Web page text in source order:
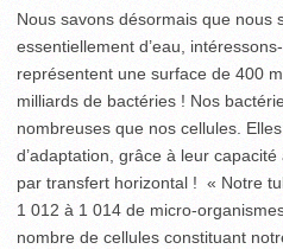
Nous savons désormais que nous
essentiellement d’eau,
représentent une surface de 400 m
milliards de bactéries ! Nos
nombreuses que nos cellules.
d’adaptation, grâce à leur
par transfert horizontal ! « Notre
1 012 à 1 014 de micro-
nombre de cellules constituant